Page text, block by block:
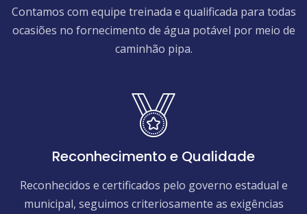
Contamos com equipe treinada e qualificada para todas
ocasiões no fornecimento de água potável por meio de
caminhão pipa.
Reconhecimento e Qualidade
Reconhecidos e certificados pelo governo estadual e
municipal, seguimos criteriosamente as exigências